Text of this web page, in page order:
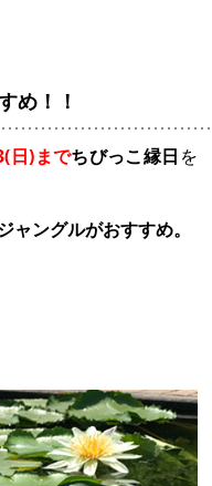
め！！
日)までちびっこ縁日 を
ングルがおすすめ。